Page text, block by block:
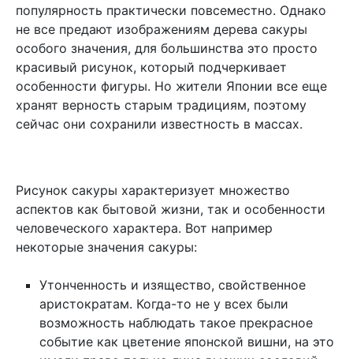
популярность практически повсеместно. Однако
не все предают изображениям дерева сакуры
особого значения, для большинства это просто
красивый рисунок, который подчеркивает
особенности фигуры. Но жители Японии все еще
хранят верность старым традициям, поэтому
сейчас они сохранили известность в массах.
Рисунок сакуры характеризует множество
аспектов как бытовой жизни, так и особенности
человеческого характера. Вот например
некоторые значения сакуры:
Утонченность и изящество, свойственное
аристократам. Когда-то не у всех были
возможность наблюдать такое прекрасное
событие как цветение японской вишни, на это